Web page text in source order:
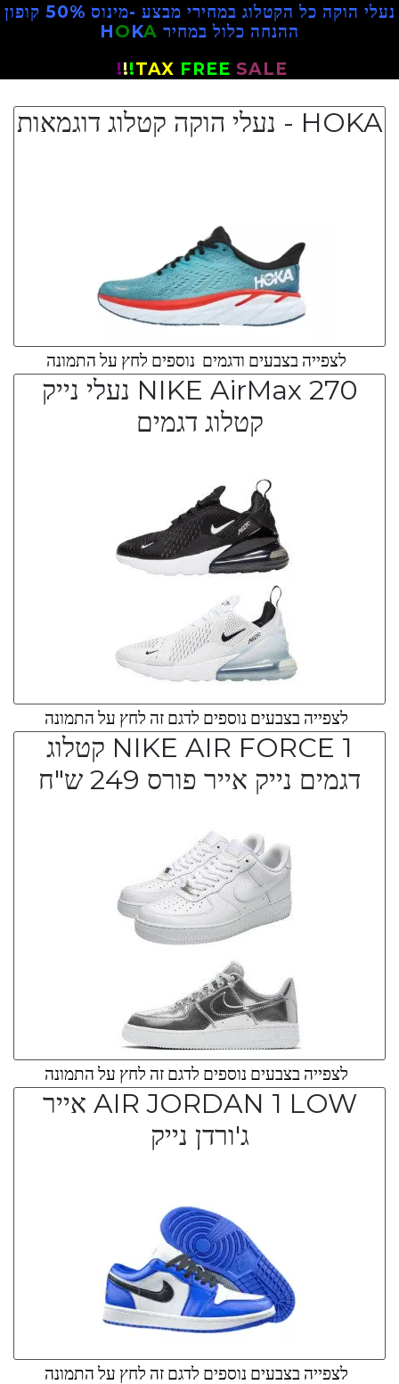
נעלי הוקה כל הקטלוג במחירי מבצע -מינוס 50% קופון
ההנחה כלול במחיר H
OKA
TAX FREE SALE
!
!
!
HOKA - נעלי הוקה קטלוג דוגמאות
לצפייה בצבעים ודגמים נוספים לחץ על התמונה
NIKE AirMax 270 נעלי נייק
קטלוג דגמים
לצפייה בצבעים נוספים לדגם זה לחץ על התמונה
NIKE AIR FORCE 1 קטלוג
דגמים נייק אייר פורס 249 ש"ח
לצפייה בצבעים נוספים לדגם זה לחץ על התמונה
AIR JORDAN 1 LOW אייר
ג'ורדן נייק
לצפייה בצבעים נוספים לדגם זה לחץ על התמונה